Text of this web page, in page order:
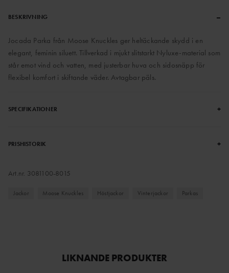
BESKRIVNING –
Jocada Parka från Moose Knuckles ger heltäckande skydd i en
elegant, feminin siluett. Tillverkad i mjukt slitstarkt Nyluxe-material som
står emot vind och vatten, med justerbar huva och sidosnäpp för
flexibel komfort i skiftande väder. Avtagbar päls.
SPECIFIKATIONER +
PRISHISTORIK +
Art.nr. 3081100-8015
Jackor Moose Knuckles Höstjackor Vinterjackor Parkas
LIKNANDE PRODUKTER